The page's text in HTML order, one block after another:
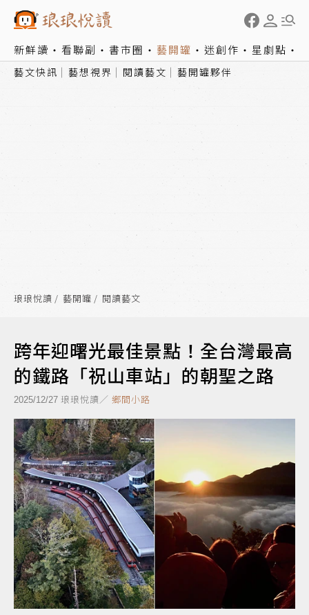
新鮮讀 看聯副 書市圈 藝開罐 迷創作 星劇點
藝文快訊 藝想視界 閱讀藝文 藝開罐夥伴
琅琅悅讀 藝開罐 閱讀藝文
跨年迎曙光最佳景點！全台灣最高
的鐵路「祝山車站」的朝聖之路
2025/12/27 琅琅悅讀／ 鄉間小路